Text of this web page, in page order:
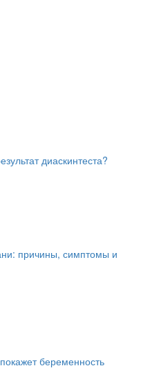
диаскинтеста?
причины, симптомы и
беременность